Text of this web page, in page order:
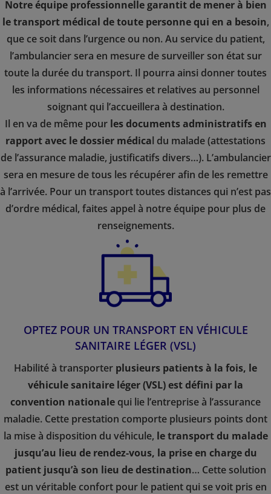
Notre équipe professionnelle garantit de mener à bien
le transport médical de toute personne qui en a besoin,
que ce soit dans l’urgence ou non. Au service du patient,
l’ambulancier sera en mesure de surveiller son état sur
toute la durée du transport. Il pourra ainsi donner toutes
les informations nécessaires et relatives au personnel
soignant qui l’accueillera à destination.
Il en va de même pour les documents administratifs en
rapport avec le dossier médical du malade (attestations
de l’assurance maladie, justificatifs divers…). L’ambulancier
sera en mesure de tous les récupérer afin de les remettre
à l’arrivée. Pour un transport toutes distances qui n’est pas
d’ordre médical, faites appel à notre équipe pour plus de
renseignements.
OPTEZ POUR UN TRANSPORT EN VÉHICULE
SANITAIRE LÉGER (VSL)
Habilité à transporter plusieurs patients à la fois, le
véhicule sanitaire léger (VSL) est défini par la
convention nationale qui lie l’entreprise à l’assurance
maladie. Cette prestation comporte plusieurs points dont
la mise à disposition du véhicule, le transport du malade
jusqu’au lieu de rendez-vous, la prise en charge du
patient jusqu’à son lieu de destination… Cette solution
est un véritable confort pour le patient qui se voit pris en